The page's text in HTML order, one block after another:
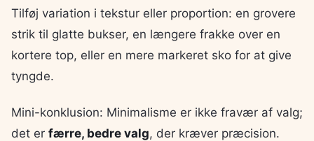
Tilføj variation i tekstur eller proportion: en grovere
strik til glatte bukser, en længere frakke over en
kortere top, eller en mere markeret sko for at give
tyngde.
Mini-konklusion: Minimalisme er ikke fravær af valg;
det er færre, bedre valg, der kræver præcision.